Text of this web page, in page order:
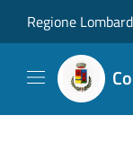
Regione